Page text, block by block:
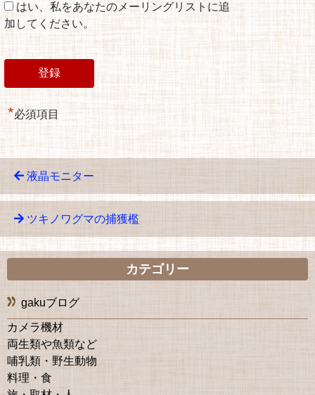
はい、私をあなたのメーリングリストに追
加してください。
*必須項目
液晶モニター
ツキノワグマの捕獲檻
カテゴリー
gakuブログ
カメラ機材
両生類や魚類など
哺乳類・野生動物
料理・食